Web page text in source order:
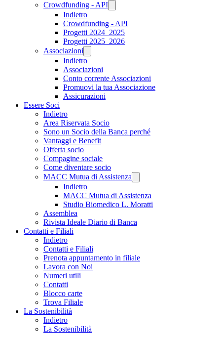
Crowdfunding - API
Indietro
Crowdfunding - API
Progetti 2024_2025
Progetti 2025_2026
Associazioni
Indietro
Associazioni
Conto corrente Associazioni
Promuovi la tua Associazione
Assicurazioni
Essere Soci
Indietro
Area Riservata Socio
Sono un Socio della Banca perché
Vantaggi e Benefit
Offerta socio
Compagine sociale
Come diventare socio
MACC Mutua di Assistenza
Indietro
MACC Mutua di Assistenza
Studio Biomedico L. Moratti
Assemblea
Rivista Ideale Diario di Banca
Contatti e Filiali
Indietro
Contatti e Filiali
Prenota appuntamento in filiale
Lavora con Noi
Numeri utili
Contatti
Blocco carte
Trova Filiale
La Sostenibilità
Indietro
La Sostenibilità